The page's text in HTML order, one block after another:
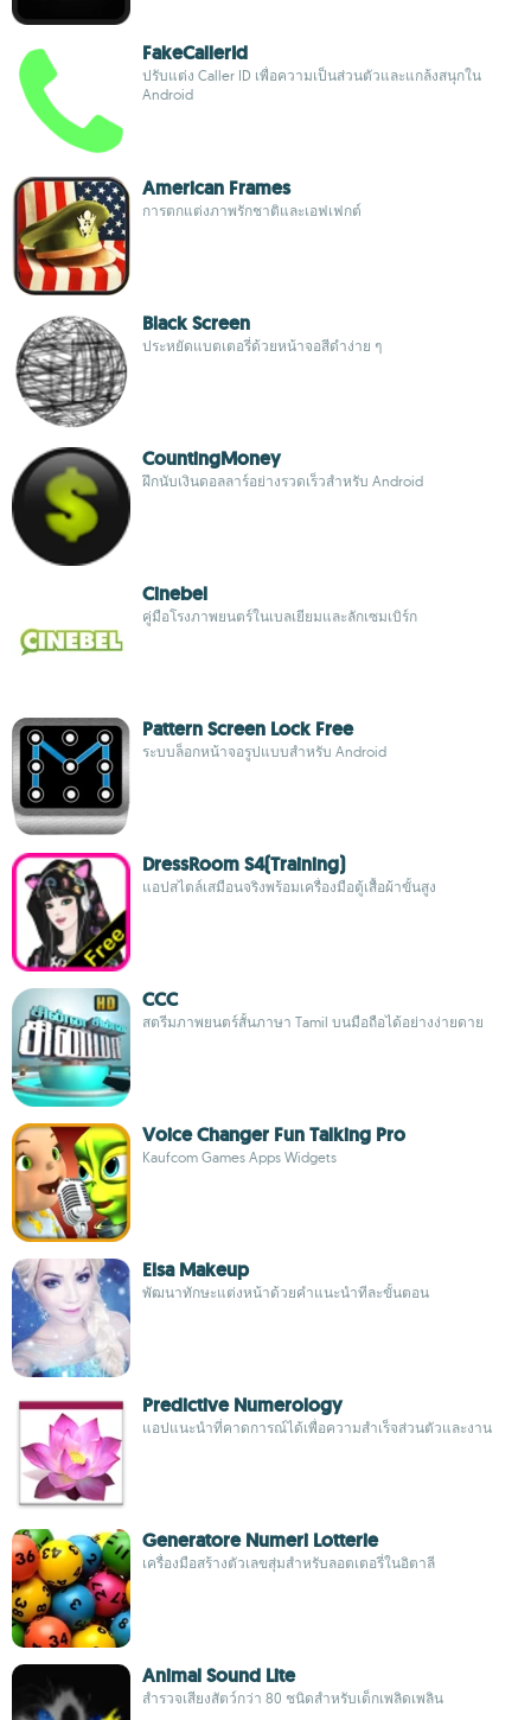
FakeCallerId
ปรับแต่ง Caller ID เพื่อความเป็นส่วนตัวและแกล้งสนุกใน
Android
American Frames
การตกแต่งภาพรักชาติและเอฟเฟกต์
Black Screen
ประหยัดแบตเตอรี่ด้วยหน้าจอสีดำง่าย ๆ
CountingMoney
ฝึกนับเงินดอลลาร์อย่างรวดเร็วสำหรับ Android
Cinebel
คู่มือโรงภาพยนตร์ในเบลเยียมและลักเซมเบิร์ก
Pattern Screen Lock Free
ระบบล็อกหน้าจอรูปแบบสำหรับ Android
DressRoom S4(Training)
แอปสไตล์เสมือนจริงพร้อมเครื่องมือตู้เสื้อผ้าขั้นสูง
CCC
สตรีมภาพยนตร์สั้นภาษา Tamil บนมือถือได้อย่างง่ายดาย
Voice Changer Fun Talking Pro
Kaufcom Games Apps Widgets
Elsa Makeup
พัฒนาทักษะแต่งหน้าด้วยคำแนะนำทีละขั้นตอน
Predictive Numerology
แอปแนะนำที่คาดการณ์ได้เพื่อความสำเร็จส่วนตัวและงาน
Generatore Numeri Lotterie
เครื่องมือสร้างตัวเลขสุ่มสำหรับลอตเตอรี่ในอิตาลี
Animal Sound Lite
สำรวจเสียงสัตว์กว่า 80 ชนิดสำหรับเด็กเพลิดเพลิน